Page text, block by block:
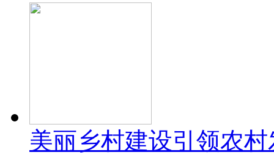
美丽乡村建设引领农